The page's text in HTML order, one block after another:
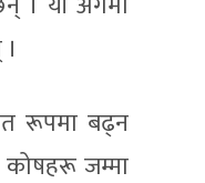
रूपमा बढ्न
कोषहरू जम्मा